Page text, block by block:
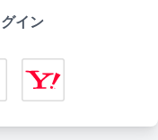
イン